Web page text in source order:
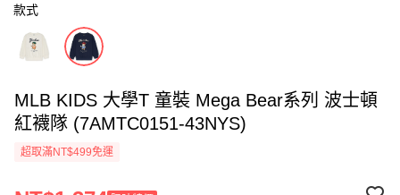
款式
MLB KIDS 大學T 童裝 Mega Bear系列 波士頓
紅襪隊 (7AMTC0151-43NYS)
超取滿NT$499免運